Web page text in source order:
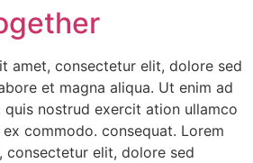
amet, consectetur elit, dolore sed
et magna aliqua. Ut enim ad
quis nostrud exercit ation ullamco
commodo. consequat. Lorem
consectetur elit, dolore sed